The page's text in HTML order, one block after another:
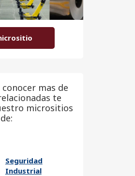
mas de
te
micrositios
de:
Seguridad
Industrial